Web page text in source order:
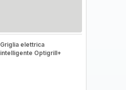
Griglia elettrica
intelligente Optigrill+